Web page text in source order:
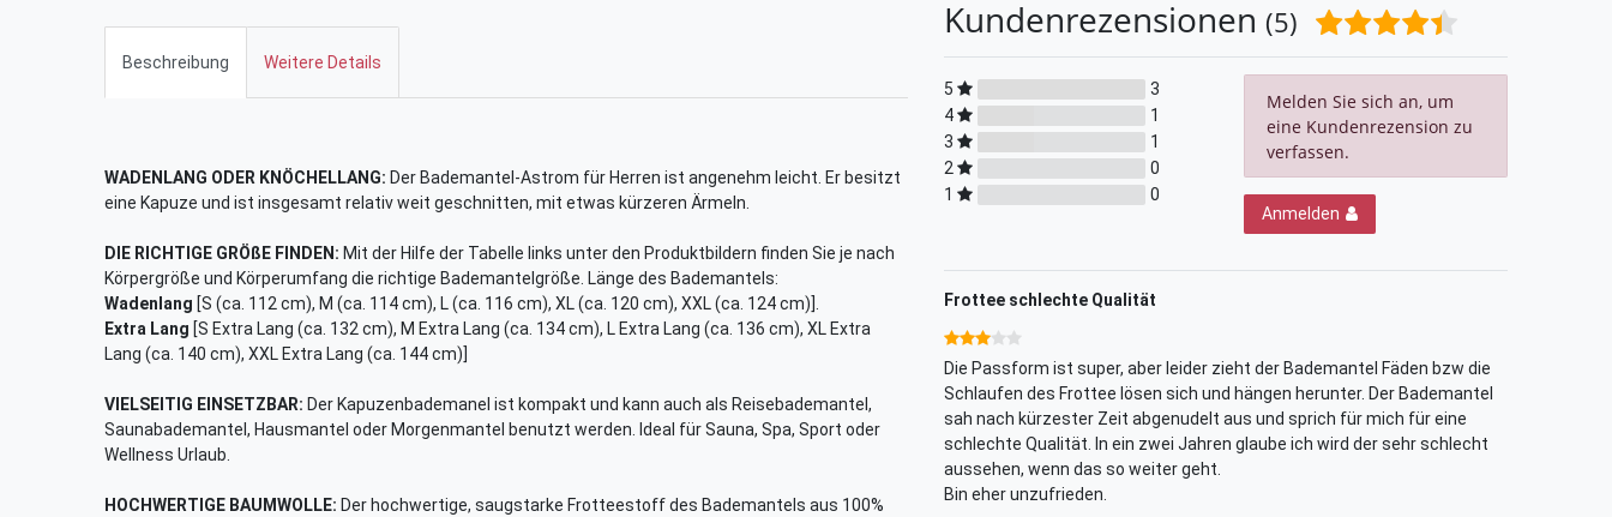
Beschreibung Weitere Details
WADENLANG ODER KNÖCHELLANG: Der Bademantel-Astrom für Herren ist angenehm leicht. Er besitzt
eine Kapuze und ist insgesamt relativ weit geschnitten, mit etwas kürzeren Ärmeln.
DIE RICHTIGE GRÖßE FINDEN: Mit der Hilfe der Tabelle links unter den Produktbildern finden Sie je nach
Körpergröße und Körperumfang die richtige Bademantelgröße. Länge des Bademantels:
Wadenlang [S (ca. 112 cm), M (ca. 114 cm), L (ca. 116 cm), XL (ca. 120 cm), XXL (ca. 124 cm)].
Extra Lang [S Extra Lang (ca. 132 cm), M Extra Lang (ca. 134 cm), L Extra Lang (ca. 136 cm), XL Extra
Lang (ca. 140 cm), XXL Extra Lang (ca. 144 cm)]
VIELSEITIG EINSETZBAR: Der Kapuzenbademanel ist kompakt und kann auch als Reisebademantel,
Saunabademantel, Hausmantel oder Morgenmantel benutzt werden. Ideal für Sauna, Spa, Sport oder
Wellness Urlaub.
HOCHWERTIGE BAUMWOLLE: Der hochwertige, saugstarke Frotteestoff des Bademantels aus 100%
Kundenrezensionen (5)
5
3
4
1
3
1
2
0
1
0
Melden Sie sich an, um
eine Kundenrezension zu
verfassen.
Anmelden
Frottee schlechte Qualität
Die Passform ist super, aber leider zieht der Bademantel Fäden bzw die
Schlaufen des Frottee lösen sich und hängen herunter. Der Bademantel
sah nach kürzester Zeit abgenudelt aus und sprich für mich für eine
schlechte Qualität. In ein zwei Jahren glaube ich wird der sehr schlecht
aussehen, wenn das so weiter geht.
Bin eher unzufrieden.